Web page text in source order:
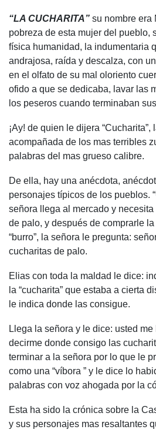
“LA CUCHARITA” su nombre era
pobreza de esta mujer del pueblo,
física humanidad, la indumentaria
andrajosa, raída y descalza, con
en el olfato de su mal oloriento
ofido a que se dedicaba, lavar las
los peseros cuando terminaban
¡Ay! de quien le dijera
acompañada de los mas terribles
palabras del mas grueso calibre.
De ella, hay una anécdota,
personajes típicos de los pueblos.
señora llega al mercado y
de palo, y después de comprarle
“burro”, la señora le pregunta:
cucharitas de palo.
Elias con toda la maldad le dice:
la “cucharita” que estaba a cierta
le indica donde las consigue.
Llega la señora y le dice: usted
decirme donde consigo las
terminar a la señora por lo que le
como una “víbora ” y le dice lo
palabras con voz ahogada por la
Esta ha sido la crónica sobre la
y sus personajes mas resaltantes